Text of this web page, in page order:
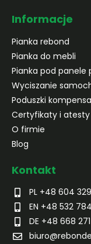
Informacje
Pianka rebond
Pianka do mebli
Pianka pod panele
Wyciszanie
Poduszki
Certyfikaty i atesty
O firmie
Blog
Kontakt
PL +48 604
EN +48 532
DE +48 668 271